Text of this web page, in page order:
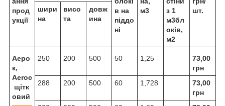
прод
укції
в на
піддо
ні
м3
з 1
м3бл
оків,
м2
шт.
шири
на
висо
та
довж
ина
Аеро
к,
Aeroc
щітк
овий
250 200 500 50 1,25
73,00
грн
288
200 500 60 1,728
73,00
грн